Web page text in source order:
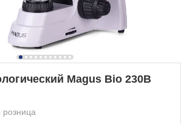
Magus Bio 230B